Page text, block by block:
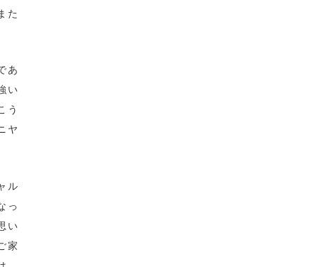
た
あ
い
う
ヤ
ル
っ
い
家